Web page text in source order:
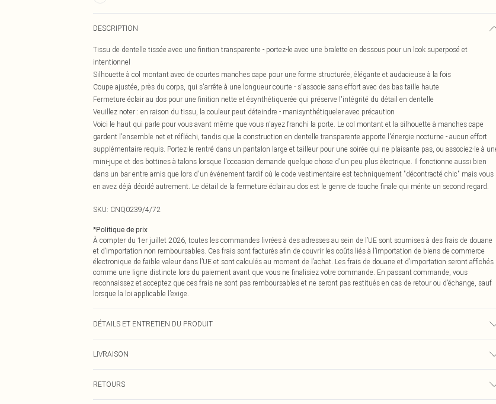
DESCRIPTION
Tissu de dentelle tissée avec une finition transparente - portez-le avec une bralette en dessous pour un look superposé et
intentionnel
Silhouette à col montant avec de courtes manches cape pour une forme structurée, élégante et audacieuse à la fois
Coupe ajustée, près du corps, qui s'arrête à une longueur courte - s'associe sans effort avec des bas taille haute
Fermeture éclair au dos pour une finition nette et ésynthétiquerée qui préserve l'intégrité du détail en dentelle
Veuillez noter : en raison du tissu, la couleur peut déteindre - manisynthétiqueler avec précaution
Voici le haut qui parle pour vous avant même que vous n'ayez franchi la porte. Le col montant et la silhouette à manches cape
gardent l'ensemble net et réfléchi, tandis que la construction en dentelle transparente apporte l'énergie nocturne - aucun effort
supplémentaire requis. Portez-le rentré dans un pantalon large et tailleur pour une soirée qui ne plaisante pas, ou associez-le à
mini-jupe et des bottines à talons lorsque l'occasion demande quelque chose d'un peu plus électrique. Il fonctionne aussi bien
dans un bar entre amis que lors d'un événement tardif où le code vestimentaire est techniquement "décontracté chic" mais vous
en avez déjà décidé autrement. Le détail de la fermeture éclair au dos est le genre de touche finale qui mérite un second regard.
SKU: CNQ0239/4/72
*Politique de prix
À compter du 1er juillet 2026, toutes les commandes livrées à des adresses au sein de l’UE sont soumises à des frais de douane
et d’importation non remboursables. Ces frais sont facturés afin de couvrir les coûts liés à l’importation de biens de commerce
électronique de faible valeur dans l’UE et sont calculés au moment de l’achat. Les frais de douane et d’importation seront affichés
comme une ligne distincte lors du paiement avant que vous ne finalisiez votre commande. En passant commande, vous
reconnaissez et acceptez que ces frais ne sont pas remboursables et ne seront pas restitués en cas de retour ou d’échange, sauf
lorsque la loi applicable l’exige.
DÉTAILS ET ENTRETIEN DU PRODUIT
LIVRAISON
RETOURS